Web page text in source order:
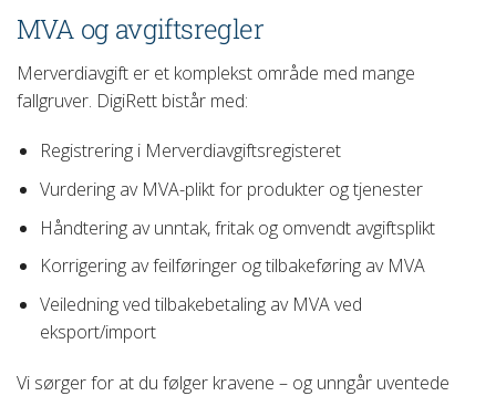
MVA og avgiftsregler
Merverdiavgift er et komplekst område med mange
fallgruver. DigiRett bistår med:
Registrering i Merverdiavgiftsregisteret
Vurdering av MVA-plikt for produkter og tjenester
Håndtering av unntak, fritak og omvendt avgiftsplikt
Korrigering av feilføringer og tilbakeføring av MVA
Veiledning ved tilbakebetaling av MVA ved
eksport/import
Vi sørger for at du følger kravene – og unngår uventede